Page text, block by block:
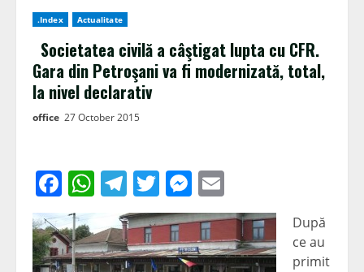
.Index Actualitate
Societatea civilă a câştigat lupta cu CFR.
Gara din Petroşani va fi modernizată, total,
la nivel declarativ
office 27 October 2015
Facebook
WhatsApp
Telegram
TwitterMessenger
După
ce au
primit